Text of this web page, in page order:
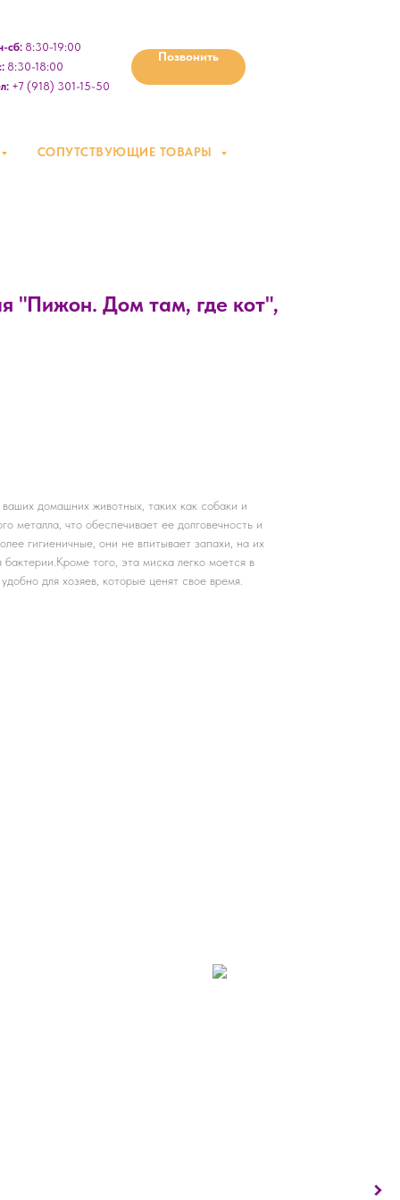
сб:8:30-19:00
8:30-18:00
+7 (918) 301-15-50
Позвонить
СОПУТСТВУЮЩИЕ ТОВАРЫ
"Пижон. Дом там, где кот",
домашних животных, таких как собаки и
металла, что обеспечивает ее долговечность и
гигиеничные, они не впитывает запахи, на их
того, эта миска легко моется в
для хозяев, которые ценят свое время.